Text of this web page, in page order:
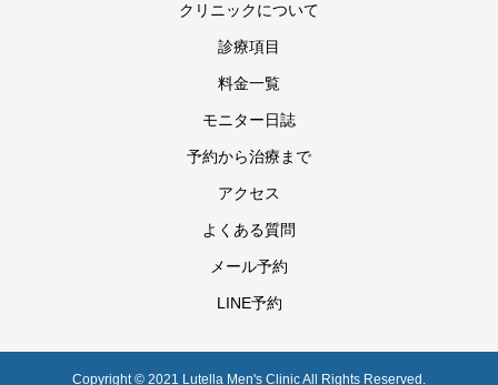
クリニックについて
診療項目
料金一覧
モニター日誌
予約から治療まで
アクセス
よくある質問
メール予約
LINE予約
Copyright © 2021 Lutella Men's Clinic All Rights Reserved.